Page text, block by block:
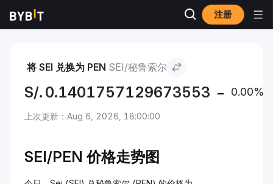
注册
市场 Sei 价格 SEI
将 SEI 兑换为 PEN SEI/秘鲁索尔
S/. 0.1401757129673553 0.00%
上次更新：Aug 6, 2026, 18:00:00
SEI/PEN 价格走势图